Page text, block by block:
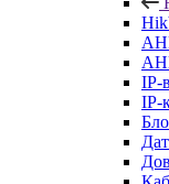
IP-
IP-